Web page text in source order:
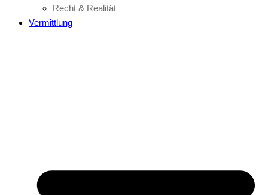
Recht & Realität
Vermittlung